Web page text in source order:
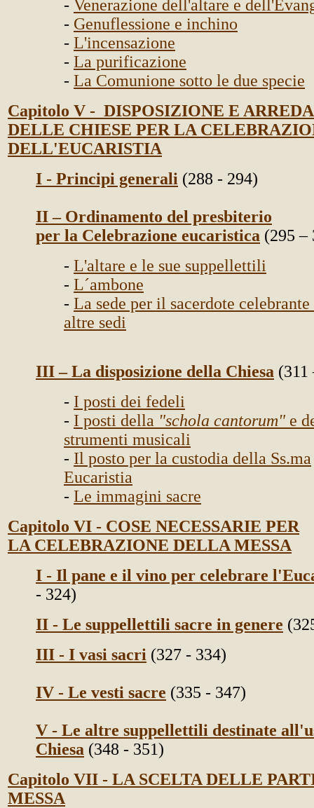
- Venerazione dell'altare e
- Genuflessione e inchino
- L'incensazione
- La purificazione
- La Comunione sotto le due specie
Capitolo V - DISPOSIZIONE E
DELLE CHIESE PER LA
DELL'EUCARISTIA
I - Principi generali (288 - 294)
II – Ordinamento del presbiterio
per la Celebrazione eucaristica (295 –
- L'altare e le sue suppellettili
- L´ambone
- La sede per il sacerdote celebrante
altre sedi
III – La disposizione della Chiesa (311
- I posti dei fedeli
- I posti della "schola cantorum" e
strumenti musicali
- Il posto per la custodia della Ss.ma
Eucaristia
- Le immagini sacre
Capitolo VI - COSE NECESSARIE PER
LA CELEBRAZIONE DELLA MESSA
I - Il pane e il vino per celebrare
- 324)
II - Le suppellettili sacre in genere
III - I vasi sacri (327 - 334)
IV - Le vesti sacre (335 - 347)
V - Le altre suppellettili destinate
Chiesa (348 - 351)
Capitolo VII - LA SCELTA DELLE
MESSA